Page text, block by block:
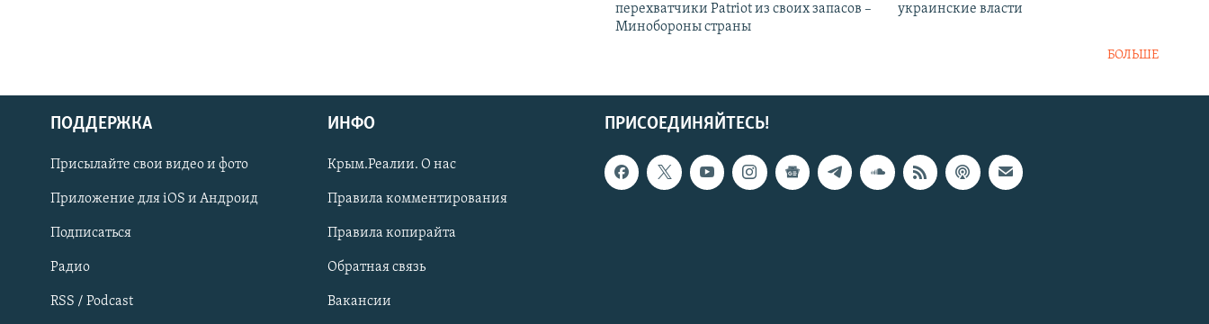
Українською
Qırımtatar
ПРИСОЕДИНЯЙТЕСЬ!
перехватчики Patriot из своих запасов –
Минобороны страны
украинские власти
БОЛЬШЕ
ПРИСОЕДИНЯЙТЕСЬ!
ПОДДЕРЖКА
Присылайте свои видео и фото
Приложение для iOS и Андроид
Подписаться
Радио
RSS / Podcast
ИНФО
Крым.Реалии. О нас
Правила комментирования
Правила копирайта
Обратная связь
Вакансии